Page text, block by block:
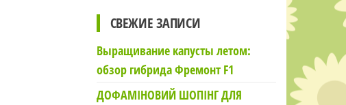
СВЕЖИЕ ЗАПИСИ
Выращивание капусты летом:
обзор гибрида Фремонт F1
ДОФАМІНОВИЙ ШОПІНГ ДЛЯ